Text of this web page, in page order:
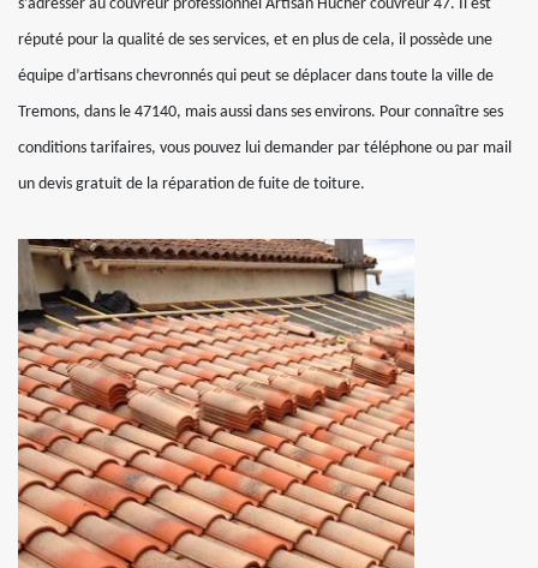
s’adresser au couvreur professionnel Artisan Hucher couvreur 47. Il est
réputé pour la qualité de ses services, et en plus de cela, il possède une
équipe d’artisans chevronnés qui peut se déplacer dans toute la ville de
Tremons, dans le 47140, mais aussi dans ses environs. Pour connaître ses
conditions tarifaires, vous pouvez lui demander par téléphone ou par mail
un devis gratuit de la réparation de fuite de toiture.